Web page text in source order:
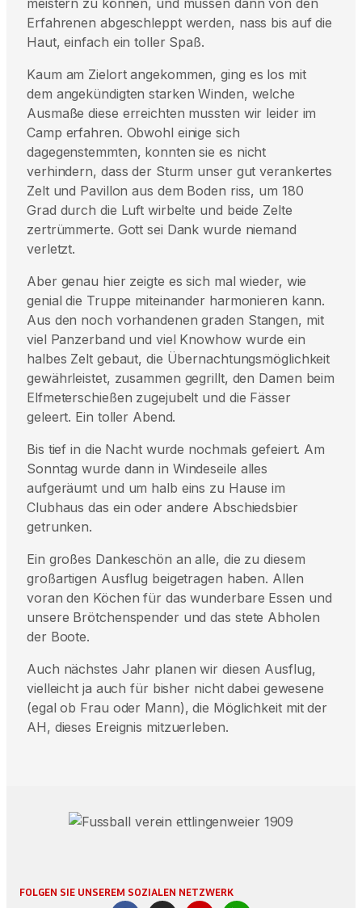
meistern zu können, und müssen dann von den
Erfahrenen abgeschleppt werden, nass bis auf die
Haut, einfach ein toller Spaß.
Kaum am Zielort angekommen, ging es los mit
dem angekündigten starken Winden, welche
Ausmaße diese erreichten mussten wir leider im
Camp erfahren. Obwohl einige sich
dagegenstemmten, konnten sie es nicht
verhindern, dass der Sturm unser gut verankertes
Zelt und Pavillon aus dem Boden riss, um 180
Grad durch die Luft wirbelte und beide Zelte
zertrümmerte. Gott sei Dank wurde niemand
verletzt.
Aber genau hier zeigte es sich mal wieder, wie
genial die Truppe miteinander harmonieren kann.
Aus den noch vorhandenen graden Stangen, mit
viel Panzerband und viel Knowhow wurde ein
halbes Zelt gebaut, die Übernachtungsmöglichkeit
gewährleistet, zusammen gegrillt, den Damen beim
Elfmeterschießen zugejubelt und die Fässer
geleert. Ein toller Abend.
Bis tief in die Nacht wurde nochmals gefeiert. Am
Sonntag wurde dann in Windeseile alles
aufgeräumt und um halb eins zu Hause im
Clubhaus das ein oder andere Abschiedsbier
getrunken.
Ein großes Dankeschön an alle, die zu diesem
großartigen Ausflug beigetragen haben. Allen
voran den Köchen für das wunderbare Essen und
unsere Brötchenspender und das stete Abholen
der Boote.
Auch nächstes Jahr planen wir diesen Ausflug,
vielleicht ja auch für bisher nicht dabei gewesene
(egal ob Frau oder Mann), die Möglichkeit mit der
AH, dieses Ereignis mitzuerleben.
FOLGEN SIE UNSEREM SOZIALEN NETZWERK